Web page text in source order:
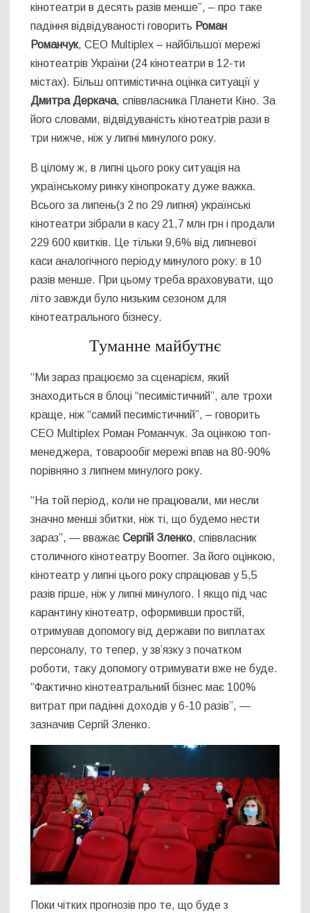
кінотеатри в десять разів менше”, – про таке
падіння відвідуваності говорить Роман
Романчук, СЕО Multiplex – найбільшої мережі
кінотеатрів України (24 кінотеатри в 12-ти
містах). Більш оптимістична оцінка ситуації у
Дмитра Деркача, співвласника Планети Кіно. За
його словами, відвідуваність кінотеатрів рази в
три нижче, ніж у липні минулого року.
В цілому ж, в липні цього року ситуація на
українському ринку кінопрокату дуже важка.
Всього за липень(з 2 по 29 липня) українські
кінотеатри зібрали в касу 21,7 млн грн і продали
229 600 квитків. Це тільки 9,6% від липневої
каси аналогічного періоду минулого року: в 10
разів менше. При цьому треба враховувати, що
літо завжди було низьким сезоном для
кінотеатрального бізнесу.
Туманне майбутнє
“Ми зараз працюємо за сценарієм, який
знаходиться в блоці “песимістичний”, але трохи
краще, ніж “самий песимістичний”, – говорить
СЕО Multiplex Роман Романчук. За оцінкою топ-
менеджера, товарообіг мережі впав на 80-90%
порівняно з липнем минулого року.
“На той період, коли не працювали, ми несли
значно менші збитки, ніж ті, що будемо нести
зараз”, — вважаєСергій Зленко, співвласник
столичного кінотеатру Boomer. За його оцінкою,
кінотеатр у липні цього року спрацював у 5,5
разів гірше, ніж у липні минулого. І якщо під час
карантину кінотеатр, оформивши простій,
отримував допомогу від держави по виплатах
персоналу, то тепер, у зв’язку з початком
роботи, таку допомогу отримувати вже не буде.
“Фактично кінотеатральний бізнес має 100%
витрат при падінні доходів у 6-10 разів”, —
зазначив Сергій Зленко.
Поки чітких прогнозів про те, що буде з